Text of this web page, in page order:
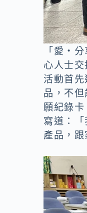
「愛‧
心人士交
活動首
品，不
願紀錄
寫道：
產品，跟